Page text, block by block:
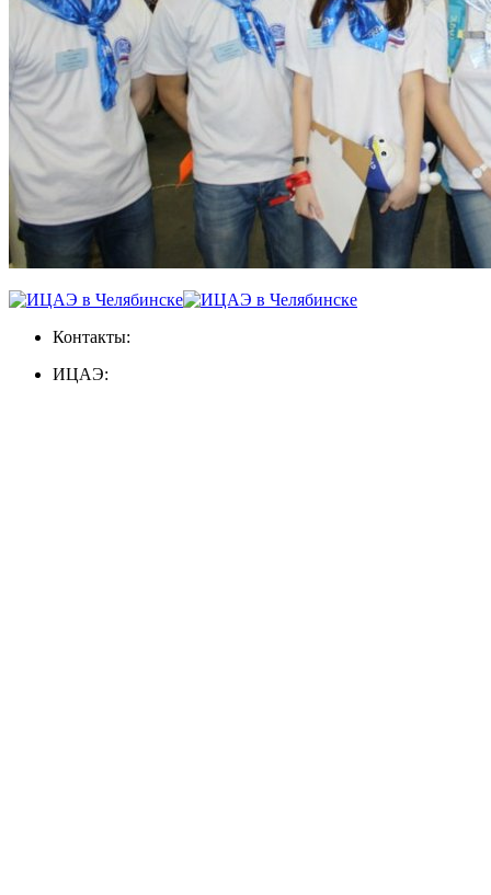
Контакты:
ИЦАЭ: